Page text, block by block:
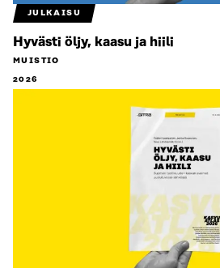
JULKAISU
Hyvästi öljy, kaasu ja hiili
MUISTIO
2026